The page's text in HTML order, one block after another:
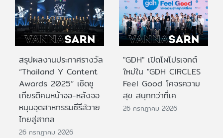
สรุปผลงานประกาศรางวัล
“Thailand Y Content
Awards 2025” เชิดชู
เกียรติคนหน้าจอ-หลังจอ
หนุนอุตสาหกรรมซีรีส์วาย
ไทยสู่สากล
26 กรกฎาคม 2026
"GDH" เปิดโผโปรเจกต์
ใหม่ใน "GDH CIRCLES
Feel Good โคจรความ
สุข สนุกกว่าที่เค
26 กรกฎาคม 2026